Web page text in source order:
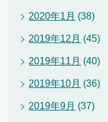
2020年1月 (38)
2019年12月 (45)
2019年11月 (40)
2019年10月 (36)
2019年9月 (37)